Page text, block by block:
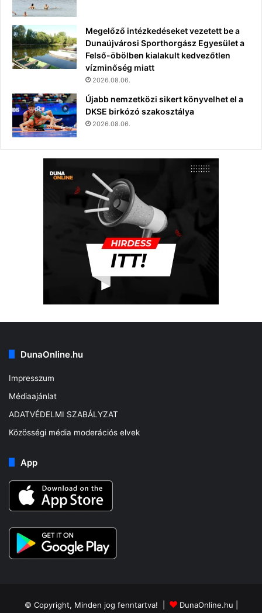
Megelőző intézkedéseket vezetett be a
Dunaújvárosi Sporthorgász Egyesület a
Felső-öbölben kialakult kedvezőtlen
vízminőség miatt
2026.08.06.
Újabb nemzetközi sikert könyvelhet el a
DKSE birkózó szakosztálya
2026.08.06.
DunaOnline.hu
Impresszum
Médiaajánlat
ADATVÉDELMI SZABÁLYZAT
Közösségi média moderációs elvek
App
© Copyright, Minden jog fenntartva! | DunaOnline.hu